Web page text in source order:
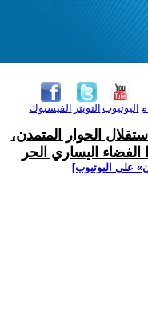
الفيسبوك التويتر اليوتيوب
الحوار المتمدن،
اليساري الحر
على اليوتيوب]